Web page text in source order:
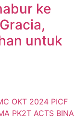
ke
untuk